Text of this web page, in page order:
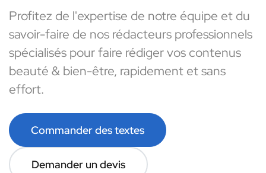
Profitez de l'expertise de notre équipe et du
savoir-faire de nos rédacteurs professionnels
spécialisés pour faire rédiger vos contenus
beauté & bien-être, rapidement et sans
effort.
Commander des textes
Demander un devis